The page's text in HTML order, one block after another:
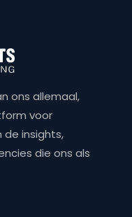
ons allemaal,
voor
de insights,
die ons als